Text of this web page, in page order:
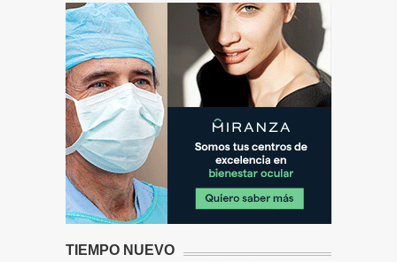
TIEMPO NUEVO